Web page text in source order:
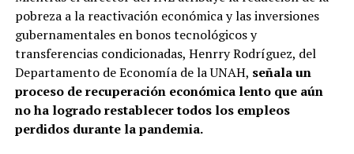
pobreza a la reactivación económica y las inversiones
gubernamentales en bonos tecnológicos y
transferencias condicionadas, Henrry Rodríguez, del
Departamento de Economía de la UNAH, señala un
proceso de recuperación económica lento que aún
no ha logrado restablecer todos los empleos
perdidos durante la pandemia.